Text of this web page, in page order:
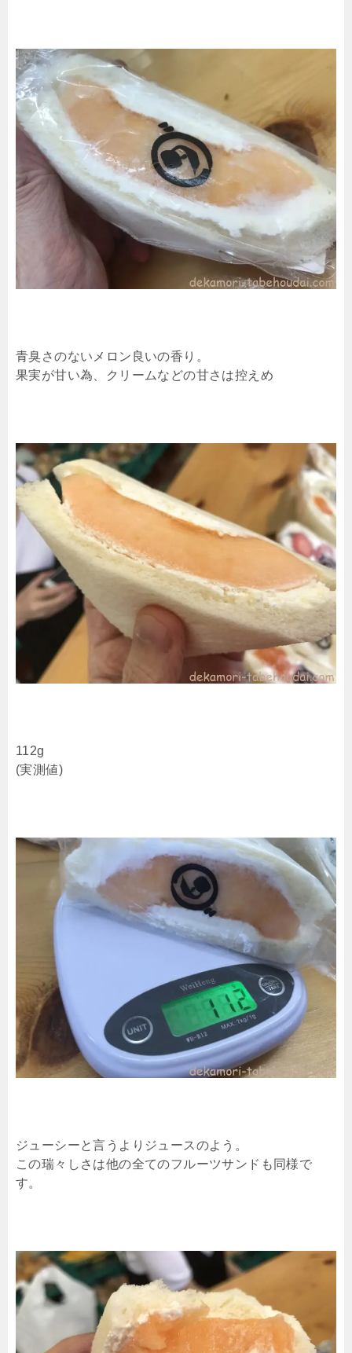
青臭さのないメロン良いの香り。
果実が甘い為、クリームなどの甘さは控えめ
112g
(実測値)
ジューシーと言うよりジュースのよう。
この瑞々しさは他の全てのフルーツサンドも同様で
す。